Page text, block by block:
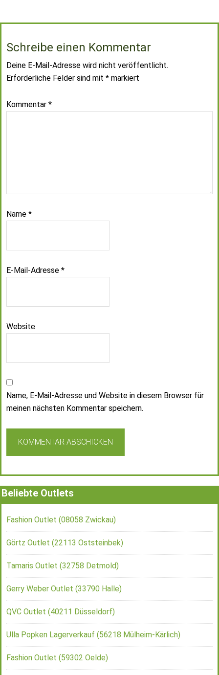
Schreibe einen Kommentar
Deine E-Mail-Adresse wird nicht veröffentlicht.
Erforderliche Felder sind mit * markiert
Kommentar *
Name *
E-Mail-Adresse *
Website
Name, E-Mail-Adresse und Website in diesem Browser für
meinen nächsten Kommentar speichern.
Beliebte Outlets
Fashion Outlet (08058 Zwickau)
Görtz Outlet (22113 Oststeinbek)
Tamaris Outlet (32758 Detmold)
Gerry Weber Outlet (33790 Halle)
QVC Outlet (40211 Düsseldorf)
Ulla Popken Lagerverkauf (56218 Mülheim-Kärlich)
Fashion Outlet (59302 Oelde)